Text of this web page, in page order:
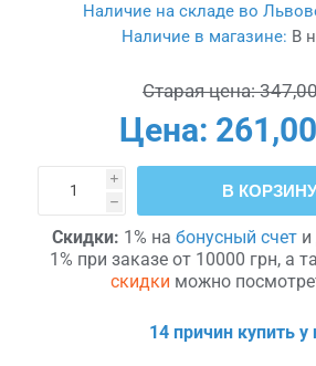
Наличие на складе во
Наличие в магазине: В
Старая цена:
Цена:
i
h
В КОРЗИНУ
Скидки: 1% на бонусный счет и
1% при заказе от 10000 грн, а
скидки можно
14 причин купить у